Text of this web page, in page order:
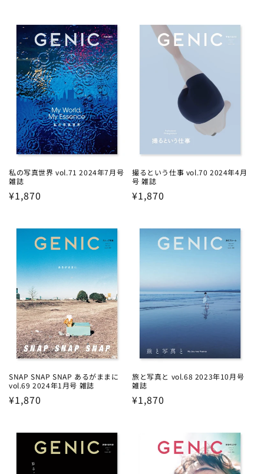
私の写真世界 vol.71 2024年7月号
雑誌
Regular
¥1,870
撮るという仕事 vol.70 2024年4月
号 雑誌
Regular
¥1,870
SNAP SNAP SNAP あるがままに
vol.69 2024年1月号 雑誌
Regular
¥1,870
旅と写真と vol.68 2023年10月号
雑誌
Regular
¥1,870